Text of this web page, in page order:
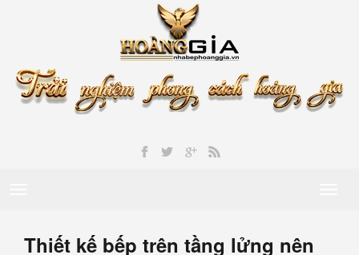
Thiết kế bếp trên tầng lửng nên